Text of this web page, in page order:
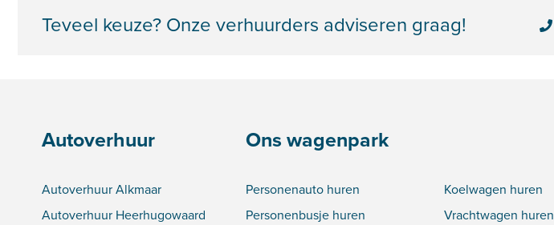
Teveel keuze? Onze verhuurders adviseren graag!
Autoverhuur
Autoverhuur Alkmaar
Autoverhuur Heerhugowaard
Ons wagenpark
Personenauto huren
Personenbusje huren
Koelwagen huren
Vrachtwagen huren